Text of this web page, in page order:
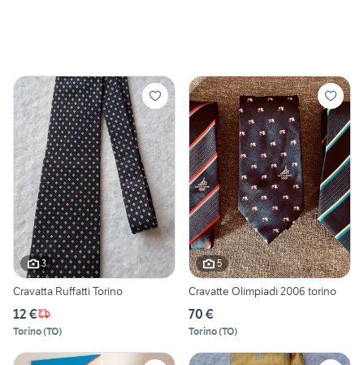
3
Cravatta Ruffatti Torino
12 €
Torino(TO)
5
Cravatte Olimpiadi 2006 torino
70 €
Torino(TO)